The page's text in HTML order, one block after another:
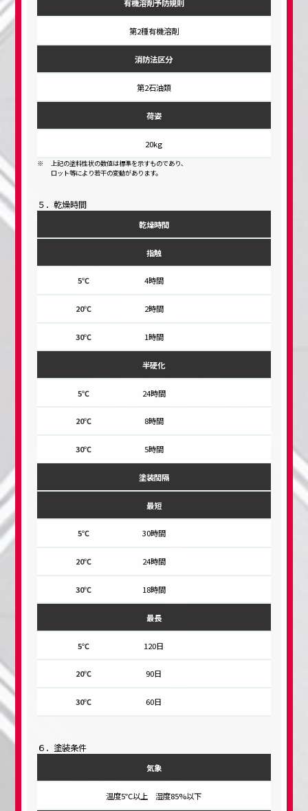
有機溶剤予防規則
第2種有機溶剤
消防法区分
第2石油類
荷姿
20kg
上記の塗料性状の数値は標準を示すものであり、
ロット等により若干の変動があります。
５．乾燥時間
乾燥時間
指触
4時間
2時間
1時間
半硬化
24時間
8時間
5時間
塗装間隔
最短
30時間
24時間
18時間
最長
120日
90日
60日
６．塗装条件
気象
温度5℃以上 湿度85%以下